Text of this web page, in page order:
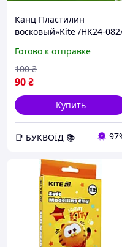
Канц Пластилин
восковый»Kite /HK24-
(1/60)
Готово к отправке
90₴
100 ₴
Купить
📑 БУКВОЇД 📚